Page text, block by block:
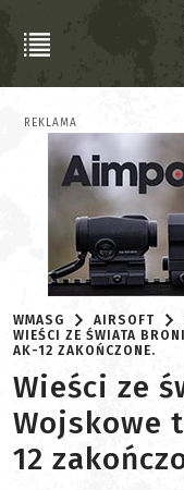
REKLAMA
WMASG AIRSOFT
WIEŚCI ZE ŚWIATA
AK-12 ZAKOŃCZONE.
Wieści ze
Wojskowe
12